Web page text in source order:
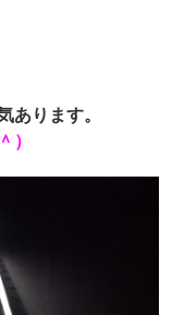
あります。
）